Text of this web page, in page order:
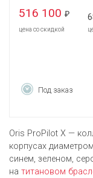
516 100 ₽
цена со скидкой
Под заказ
Oris ProPilot X —
корпусах
синем, зеленом,
на титановом